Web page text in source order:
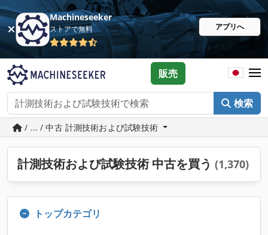
Machineseeker
ストアで無料 アプリへ
検索
販売
/ ... / 中古 計測技術および試験技術
計測技術および試験技術 中古を買う (1,370)
トップカテゴリ